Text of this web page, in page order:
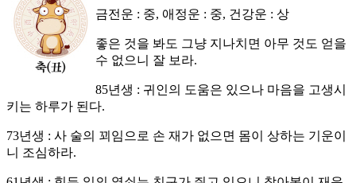
금전운 : 중, 애정운 : 중, 건강운 : 상
좋은 것을 봐도 그냥 지나치면 아무 것도 얻을
수 없으니 잘 보라.
85년생 : 귀인의 도움은 있으나 마음을 고생시
키는 하루가 된다.
73년생 : 사 술의 꾀임으로 손 재가 없으면 몸이 상하는 기운이
니 조심하라.